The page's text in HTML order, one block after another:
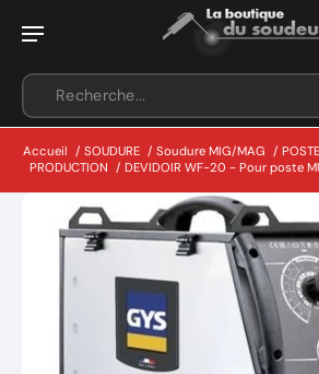
Accueil / SOUDURE / Soudure MIG/MAG /
PRODUCTION / DEVIDOIR WF-20 - Pour poste